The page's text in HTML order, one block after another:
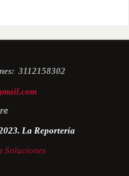
3112158302
La Reportería
Soluciones